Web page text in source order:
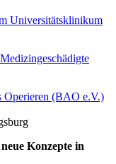
Universitätsklinikum
Operieren (BAO e.V.)
Konzepte in